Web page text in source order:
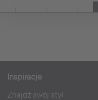
Inspiracje
Znajdź swój styl